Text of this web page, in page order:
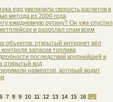
egg увеличила скорость расчетов в
метода из 2009 года
ежедневную рутину? Он уже спустил
и разослал спам всем
объектов: открытый интернет вёл
запасов топлива
последствий крупнейшей в
открытый код
навигатор, который водит
6 7 8 9 10 11 12 13 14 15 16 →